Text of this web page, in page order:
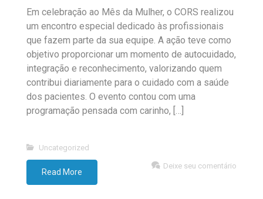
Em celebração ao Mês da Mulher, o CORS realizou
um encontro especial dedicado às profissionais
que fazem parte da sua equipe. A ação teve como
objetivo proporcionar um momento de autocuidado,
integração e reconhecimento, valorizando quem
contribui diariamente para o cuidado com a saúde
dos pacientes. O evento contou com uma
programação pensada com carinho, […]
Uncategorized
Read More
Deixe seu comentário